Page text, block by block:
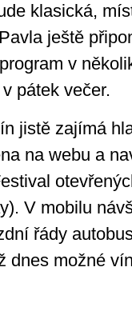
klasická,
ještě
v
pátek večer.
jistě zajímá
na webu a
V mobilu
řády
dnes možné